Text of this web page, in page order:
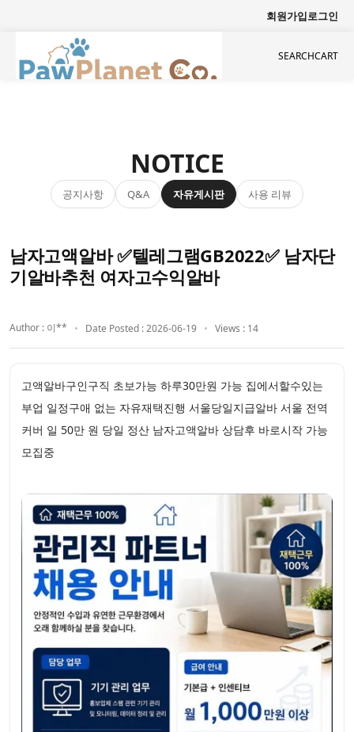
회원가입로그인
SEARCHCART
NOTICE
공지사항 Q&A 자유게시판 사용 리뷰
남자고액알바 ✅텔레그램GB2022✅ 남자단
기알바추천 여자고수익알바
Author : 이** Date Posted : 2026-06-19 Views : 14
고액알바구인구직 초보가능 하루30만원 가능 집에서할수있는
부업 일정구애 없는 자유재택진행 서울당일지급알바 서울 전역
커버 일 50만 원 당일 정산 남자고액알바 상담후 바로시작 가능
모집중